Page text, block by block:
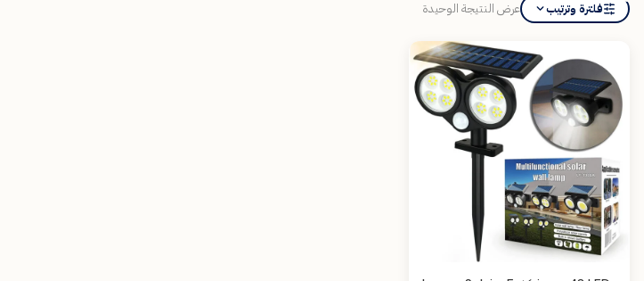
فلترة وترتيب عرض النتيجة الوحيدة